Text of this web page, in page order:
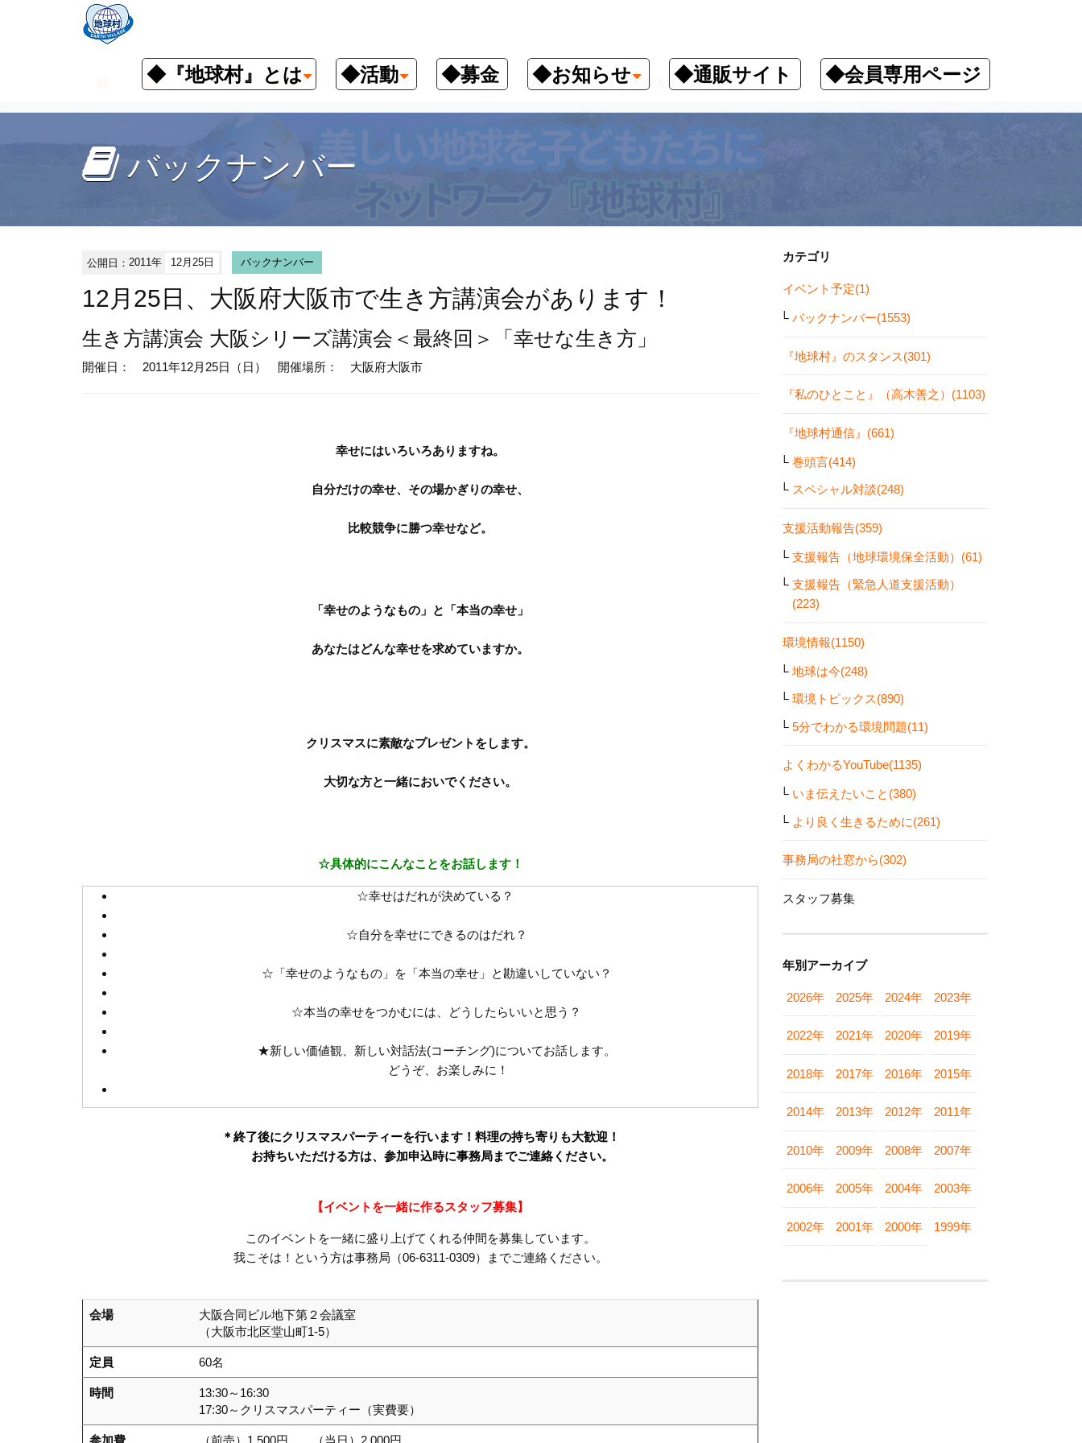
◆『地球村』とは ◆活動 ◆募金 ◆お知らせ ◆通販サイト ◆会員専用ページ
お知らせ イベント予定 バックナンバー 12月25日、大阪府大阪市で生き方講演会があります！
バックナンバー
公開日：2011年 12月25日 バックナンバー
12月25日、大阪府大阪市で生き方講演会があります！
生き方講演会 大阪シリーズ講演会＜最終回＞「幸せな生き方」
開催日： 2011年12月25日（日） 開催場所： 大阪府大阪市
幸せにはいろいろありますね。
自分だけの幸せ、その場かぎりの幸せ、
比較競争に勝つ幸せなど。
「幸せのようなもの」と「本当の幸せ」
あなたはどんな幸せを求めていますか。
クリスマスに素敵なプレゼントをします。
大切な方と一緒においでください。
☆具体的にこんなことをお話します！
☆幸せはだれが決めている？
☆自分を幸せにできるのはだれ？
☆「幸せのようなもの」を「本当の幸せ」と勘違いしていない？
☆本当の幸せをつかむには、どうしたらいいと思う？
★新しい価値観、新しい対話法(コーチング)についてお話します。
どうぞ、お楽しみに！
＊終了後にクリスマスパーティーを行います！料理の持ち寄りも大歓迎！
お持ちいただける方は、参加申込時に事務局までご連絡ください。
【イベントを一緒に作るスタッフ募集】
このイベントを一緒に盛り上げてくれる仲間を募集しています。
我こそは！という方は事務局（06-6311-0309）までご連絡ください。
会場
大阪合同ビル地下第２会議室
（大阪市北区堂山町1-5）
定員 60名
時間
13:30～16:30
17:30～クリスマスパーティー（実費要）
カテゴリ
イベント予定(1)
バックナンバー(1553)
『地球村』のスタンス(301)
『私のひとこと』（高木善之）(1103)
『地球村通信』(661)
巻頭言(414)
スペシャル対談(248)
支援活動報告(359)
支援報告（地球環境保全活動）(61)
支援報告（緊急人道支援活動）
(223)
環境情報(1150)
地球は今(248)
環境トピックス(890)
5分でわかる環境問題(11)
よくわかるYouTube(1135)
いま伝えたいこと(380)
より良く生きるために(261)
事務局の社窓から(302)
スタッフ募集
年別アーカイブ
2026年 2025年 2024年 2023年
2022年 2021年 2020年 2019年
2018年 2017年 2016年 2015年
2014年 2013年 2012年 2011年
2010年 2009年 2008年 2007年
2006年 2005年 2004年 2003年
2002年 2001年 2000年 1999年